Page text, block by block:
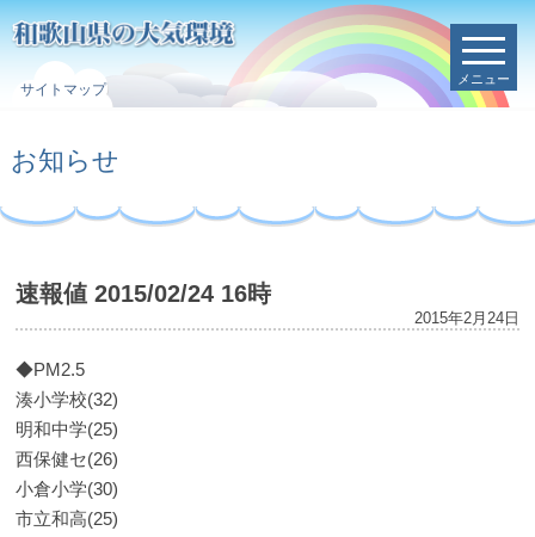
サイトマップ
メニュー
お知らせ
速報値 2015/02/24 16時
2015年2月24日
◆PM2.5
湊小学校(32)
明和中学(25)
西保健セ(26)
小倉小学(30)
市立和高(25)